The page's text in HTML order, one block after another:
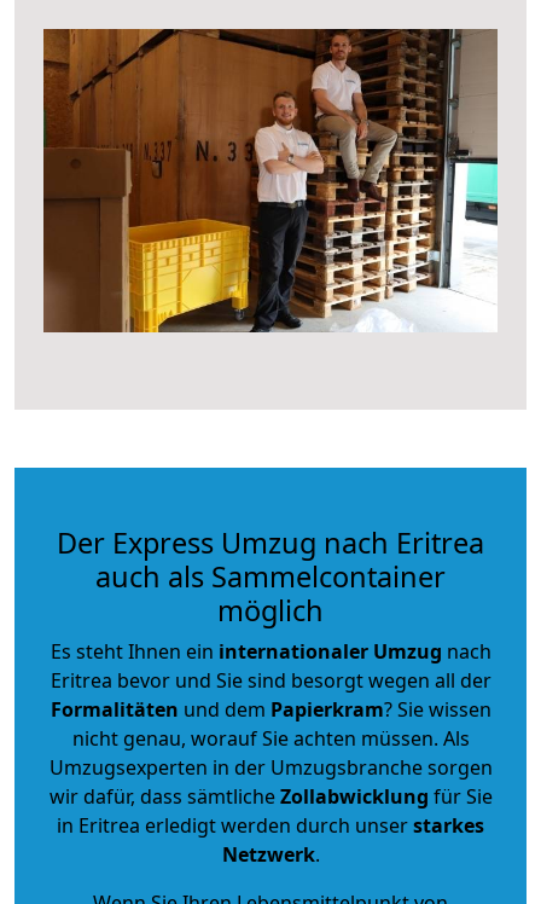
Der Express Umzug nach Eritrea
auch als Sammelcontainer
möglich
Es steht Ihnen ein internationaler Umzug nach
Eritrea bevor und Sie sind besorgt wegen all der
Formalitäten und dem Papierkram? Sie wissen
nicht genau, worauf Sie achten müssen. Als
Umzugsexperten in der Umzugsbranche sorgen
wir dafür, dass sämtlicheZollabwicklung für Sie
in Eritrea erledigt werden durch unserstarkes
Netzwerk.